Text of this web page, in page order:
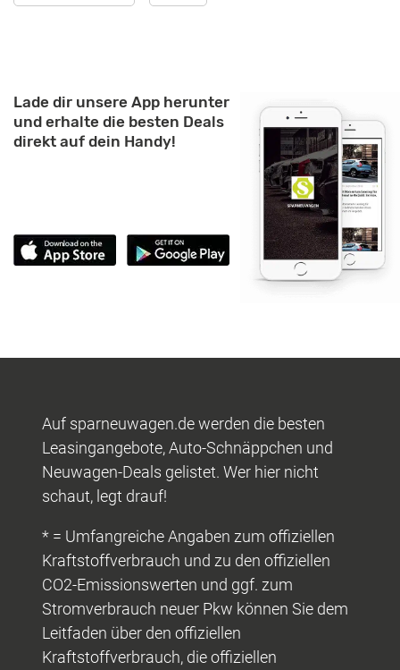
Lade dir unsere App herunter
und erhalte die besten Deals
direkt auf dein Handy!
Auf sparneuwagen.de werden die besten
Leasingangebote, Auto-Schnäppchen und
Neuwagen-Deals gelistet. Wer hier nicht
schaut, legt drauf!
* = Umfangreiche Angaben zum offiziellen
Kraftstoffverbrauch und zu den offiziellen
CO2-Emissionswerten und ggf. zum
Stromverbrauch neuer Pkw können Sie dem
Leitfaden über den offiziellen
Kraftstoffverbrauch, die offiziellen